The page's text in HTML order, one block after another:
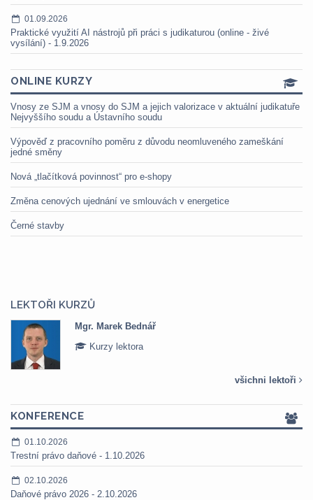
01.09.2026
Praktické využití AI nástrojů při práci s judikaturou (online - živé
vysílání) - 1.9.2026
ONLINE KURZY
Vnosy ze SJM a vnosy do SJM a jejich valorizace v aktuální judikatuře
Nejvyššího soudu a Ústavního soudu
Výpověď z pracovního poměru z důvodu neomluveného zameškání
jedné směny
Nová „tlačítková povinnost“ pro e-shopy
Změna cenových ujednání ve smlouvách v energetice
Černé stavby
LEKTOŘI KURZŮ
Mgr. Marek Bednář
Kurzy lektora
všichni lektoři
KONFERENCE
01.10.2026
Trestní právo daňové - 1.10.2026
02.10.2026
Daňové právo 2026 - 2.10.2026